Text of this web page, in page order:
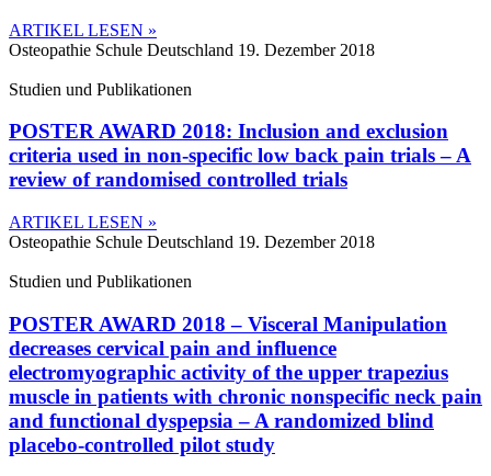
ARTIKEL LESEN »
Osteopathie Schule Deutschland 19. Dezember 2018
Studien und Publikationen
POSTER AWARD 2018: Inclusion and exclusion
criteria used in non-specific low back pain trials – A
review of randomised controlled trials
ARTIKEL LESEN »
Osteopathie Schule Deutschland 19. Dezember 2018
Studien und Publikationen
POSTER AWARD 2018 – Visceral Manipulation
decreases cervical pain and influence
electromyographic activity of the upper trapezius
muscle in patients with chronic nonspecific neck pain
and functional dyspepsia – A randomized blind
placebo-controlled pilot study